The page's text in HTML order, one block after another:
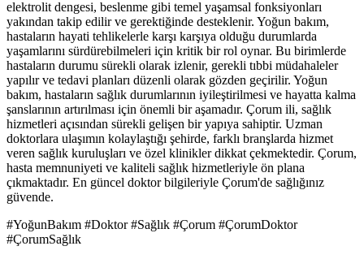
elektrolit dengesi, beslenme gibi temel yaşamsal fonksiyonları
yakından takip edilir ve gerektiğinde desteklenir. Yoğun bakım,
hastaların hayati tehlikelerle karşı karşıya olduğu durumlarda
yaşamlarını sürdürebilmeleri için kritik bir rol oynar. Bu birimlerde
hastaların durumu sürekli olarak izlenir, gerekli tıbbi müdahaleler
yapılır ve tedavi planları düzenli olarak gözden geçirilir. Yoğun
bakım, hastaların sağlık durumlarının iyileştirilmesi ve hayatta kalma
şanslarının artırılması için önemli bir aşamadır. Çorum ili, sağlık
hizmetleri açısından sürekli gelişen bir yapıya sahiptir. Uzman
doktorlara ulaşımın kolaylaştığı şehirde, farklı branşlarda hizmet
veren sağlık kuruluşları ve özel klinikler dikkat çekmektedir. Çorum,
hasta memnuniyeti ve kaliteli sağlık hizmetleriyle ön plana
çıkmaktadır. En güncel doktor bilgileriyle Çorum'de sağlığınız
güvende.
#YoğunBakım #Doktor #Sağlık #Çorum #ÇorumDoktor
#ÇorumSağlık